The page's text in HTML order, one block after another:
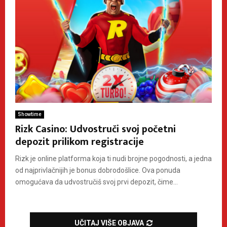
Showtime
Rizk Casino: Udvostruči svoj početni
depozit prilikom registracije
Rizk je online platforma koja ti nudi brojne pogodnosti, a jedna
od najprivlačnijih je bonus dobrodošlice. Ova ponuda
omogućava da udvostručiš svoj prvi depozit, čime...
UČITAJ VIŠE OBJAVA